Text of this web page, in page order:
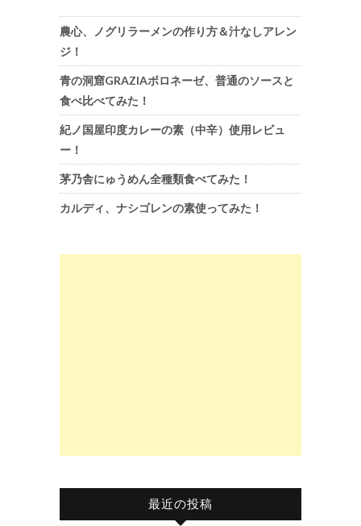
農心、ノグリラーメンの作り方＆汁なしアレン
ジ！
青の洞窟GRAZIAボロネーゼ、普通のソースと
食べ比べてみた！
紀ノ国屋印度カレーの素（中辛）使用レビュ
ー！
茅乃舎にゅうめん全種類食べてみた！
カルディ、ナシゴレンの素使ってみた！
最近の投稿